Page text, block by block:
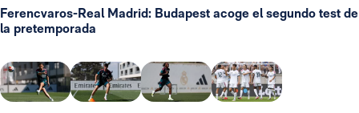
Ferencvaros-Real Madrid: Budapest acoge el segundo test de
la pretemporada